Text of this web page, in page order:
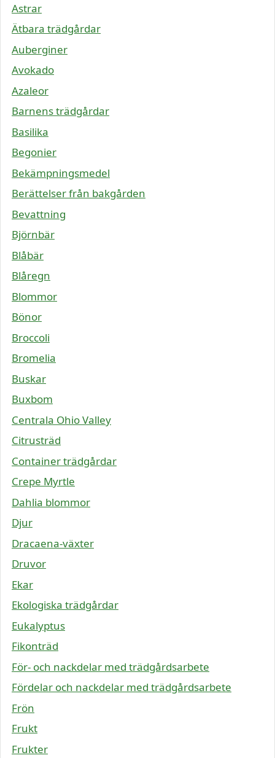
Astrar
Ätbara trädgårdar
Auberginer
Avokado
Azaleor
Barnens trädgårdar
Basilika
Begonier
Bekämpningsmedel
Berättelser från bakgården
Bevattning
Björnbär
Blåbär
Blåregn
Blommor
Bönor
Broccoli
Bromelia
Buskar
Buxbom
Centrala Ohio Valley
Citrusträd
Container trädgårdar
Crepe Myrtle
Dahlia blommor
Djur
Dracaena-växter
Druvor
Ekar
Ekologiska trädgårdar
Eukalyptus
Fikonträd
För- och nackdelar med trädgårdsarbete
Fördelar och nackdelar med trädgårdsarbete
Frön
Frukt
Frukter